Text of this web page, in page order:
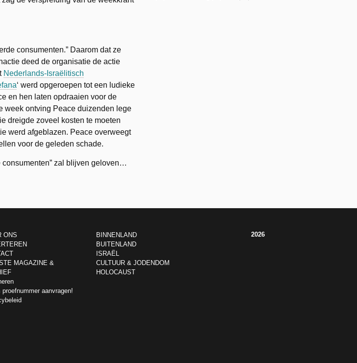
consumenten.” Daarom dat ze
deed de organisatie de actie
Nederlands-Israëlitisch
‘ werd opgeroepen tot een ludieke
en hen laten opdraaien voor de
week ontving Peace duizenden lege
dreigde zoveel kosten te moeten
werd afgeblazen. Peace overweegt
voor de geleden schade.
consumenten” zal blijven geloven…
ONS
MAGAZINE &
proefnummer aanvragen!
BINNENLAND
BUITENLAND
ISRAËL
CULTUUR & JODENDOM
HOLOCAUST
2026